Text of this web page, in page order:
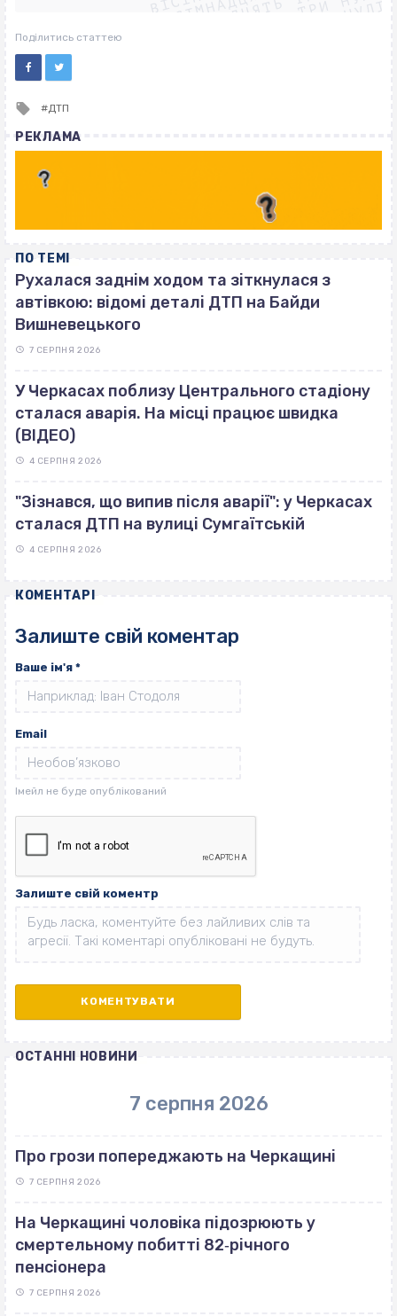
ВІСІМНАДЦЯТЬ ТРИ НУЛІ
ВІСІМНАДЦЯТЬ ТРИ НУЛІ
Поділитись статтею
Tagged
ДТП
РЕКЛАМА
ПО ТЕМІ
Рухалася заднім ходом та зіткнулася з
автівкою: відомі деталі ДТП на Байди
Вишневецького
7 СЕРПНЯ 2026
У Черкасах поблизу Центрального стадіону
сталася аварія. На місці працює швидка
(ВІДЕО)
4 СЕРПНЯ 2026
"Зізнався, що випив після аварії": у Черкасах
сталася ДТП на вулиці Сумгаїтській
4 СЕРПНЯ 2026
КОМЕНТАРІ
Залиште свій коментар
Ваше ім'я *
Email
Залиште свій коментр
ОСТАННІ НОВИНИ
7 серпня 2026
Про грози попереджають на Черкащині
7 СЕРПНЯ 2026
На Черкащині чоловіка підозрюють у
смертельному побитті 82‐річного
пенсіонера
7 СЕРПНЯ 2026